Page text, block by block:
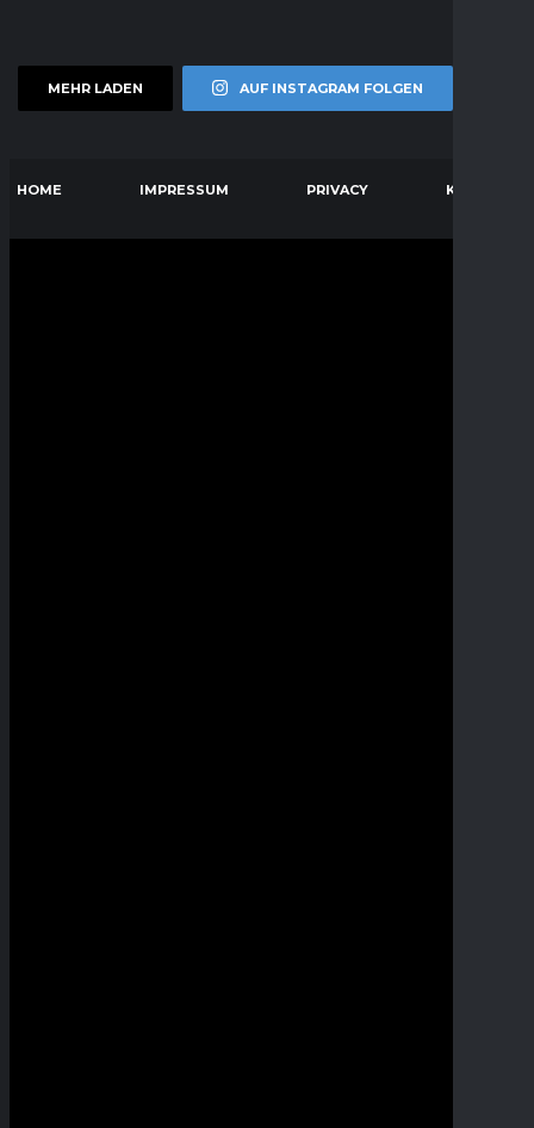
MEHR LADEN AUF INSTAGRAM FOLGEN
HOME IMPRESSUM PRIVACY KONTAKT